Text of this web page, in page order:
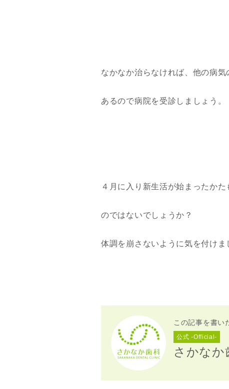
なかなか治らなければ、他の病気
あるので病院を受診しましょう。
４月に入り新生活が始まったかた
のではないでしょうか？
体調を崩さないように気を付けま
この記事を書い
公式 -Official-
さかなか